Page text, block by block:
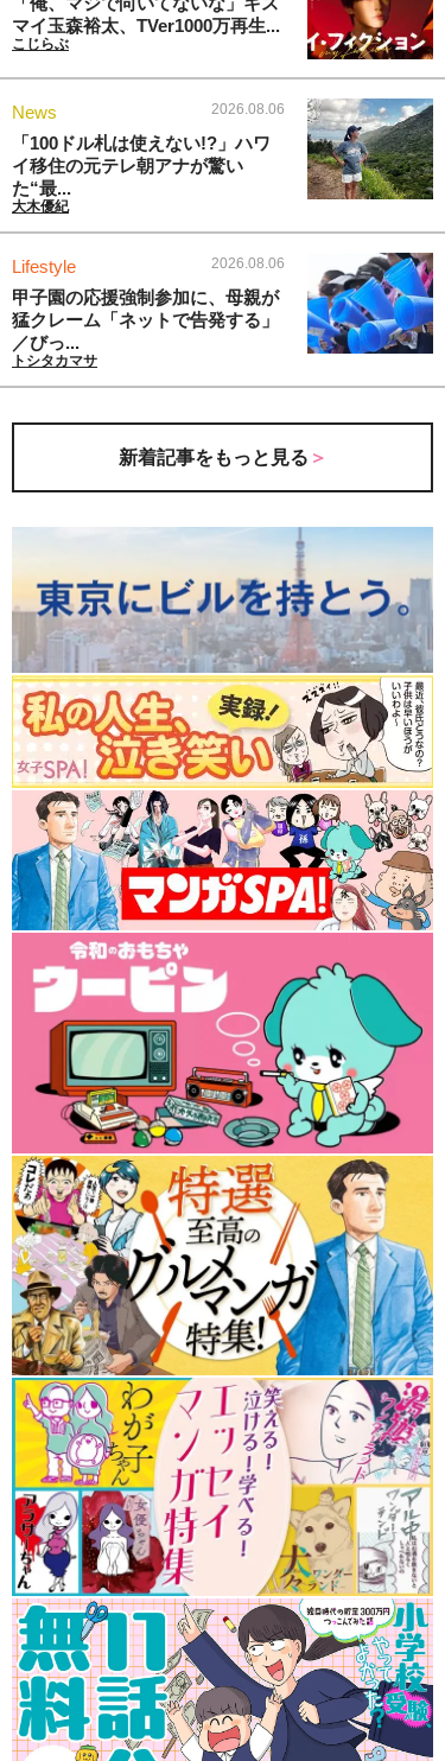
マイ玉森裕太、TVer1000万再生...
こじらぶ
News 2026.08.06
「100ドル札は使えない!?」ハワ
イ移住の元テレ朝アナが驚い
た“最...
大木優紀
Lifestyle 2026.08.06
甲子園の応援強制参加に、母親が
猛クレーム「ネットで告発する」
／びっ...
トシタカマサ
新着記事をもっと見る